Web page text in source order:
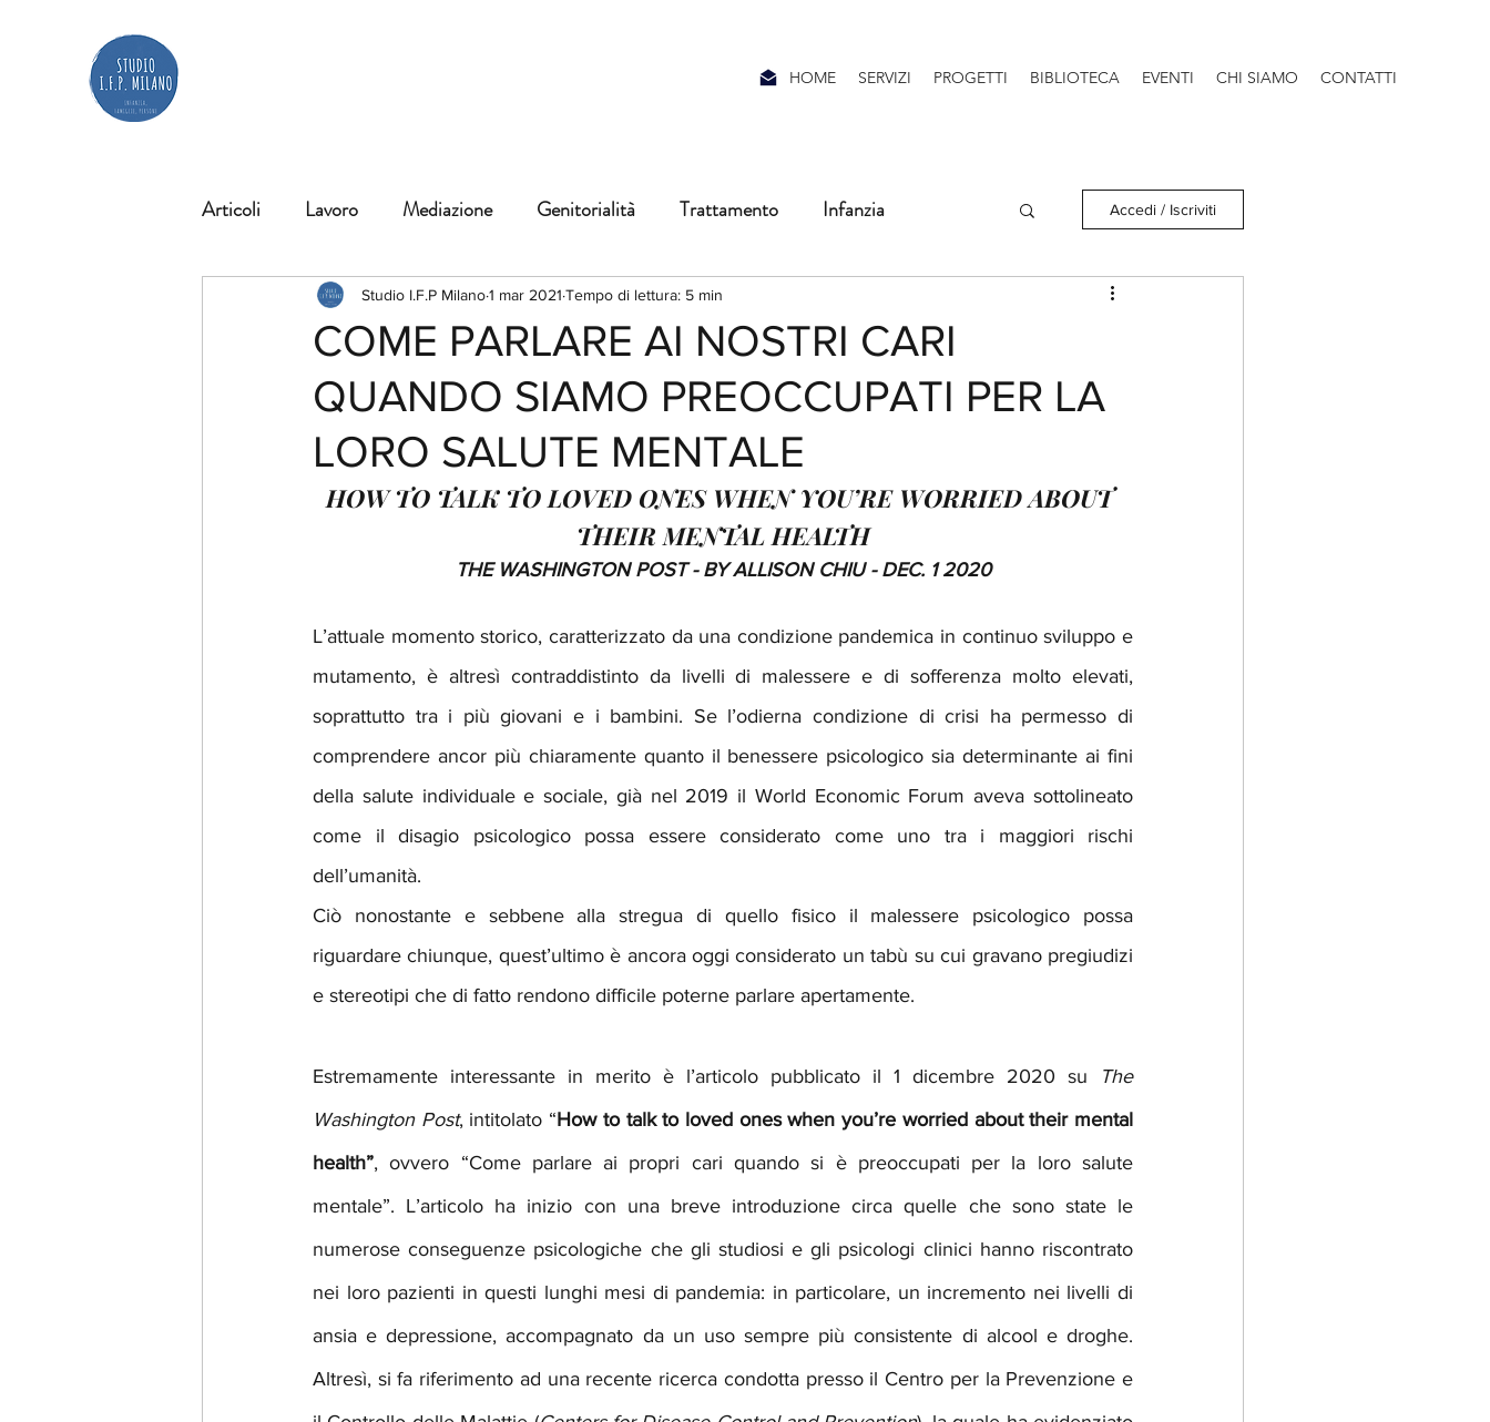
HOME SERVIZI PROGETTI BIBLIOTECA EVENTI CHI SIAMO CONTATTI
Articoli Lavoro Mediazione Genitorialità Trattamento Infanzia
Giuridica Riflessioni Adolescenza
#articoliinternazionali neuroscienze
Accedi / Iscriviti
COME PARLARE AI NOSTRI CARI
QUANDO SIAMO PREOCCUPATI PER LA
LORO SALUTE MENTALE
Studio I.F.P Milano1 mar 2021 Tempo di lettura: 5 min
HOW TO TALK TO LOVED ONES WHEN YOU’RE WORRIED ABOUT
THEIR MENTAL HEALTH
THE WASHINGTON POST - BY ALLISON CHIU - DEC. 1 2020
L’attuale momento storico, caratterizzato da una condizione pandemica in continuo sviluppo e
mutamento, è altresì contraddistinto da livelli di malessere e di sofferenza molto elevati,
soprattutto tra i più giovani e i bambini. Se l’odierna condizione di crisi ha permesso di
comprendere ancor più chiaramente quanto il benessere psicologico sia determinante ai fini
della salute individuale e sociale, già nel 2019 il World Economic Forum aveva sottolineato
come il disagio psicologico possa essere considerato come uno tra i maggiori rischi
dell’umanità.
Ciò nonostante e sebbene alla stregua di quello fisico il malessere psicologico possa
riguardare chiunque, quest’ultimo è ancora oggi considerato un tabù su cui gravano pregiudizi
e stereotipi che di fatto rendono difficile poterne parlare apertamente.
Estremamente interessante in merito è l’articolo pubblicato il 1 dicembre 2020 su
The
Washington Post, intitolato “How to talk to loved ones when you’re worried about their mental
health”, ovvero “Come parlare ai propri cari quando si è preoccupati per la loro salute
mentale”. L’articolo ha inizio con una breve introduzione circa quelle che sono state le
numerose conseguenze psicologiche che gli studiosi e gli psicologi clinici hanno riscontrato
nei loro pazienti in questi lunghi mesi di pandemia: in particolare, un incremento nei livelli di
ansia e depressione, accompagnato da un uso sempre più consistente di alcool e droghe.
Altresì, si fa riferimento ad una recente ricerca condotta presso il Centro per la Prevenzione e